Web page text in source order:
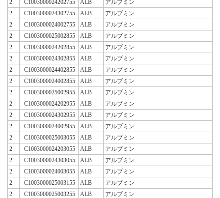
2
C1003000024202755 ALB
アルブミン
2
C1003000024302755 ALB
アルブミン
2
C1003000024002755 ALB
アルブミン
2
C1003000025002855 ALB
アルブミン
2
C1003000024202855 ALB
アルブミン
2
C1003000024302855 ALB
アルブミン
2
C1003000024402855 ALB
アルブミン
2
C1003000024002855 ALB
アルブミン
2
C1003000025002955 ALB
アルブミン
2
C1003000024202955 ALB
アルブミン
2
C1003000024302955 ALB
アルブミン
2
C1003000024002955 ALB
アルブミン
2
C1003000025003055 ALB
アルブミン
2
C1003000024203055 ALB
アルブミン
2
C1003000024303055 ALB
アルブミン
2
C1003000024003055 ALB
アルブミン
2
C1003000025003155 ALB
アルブミン
2
C1003000025003255 ALB
アルブミン